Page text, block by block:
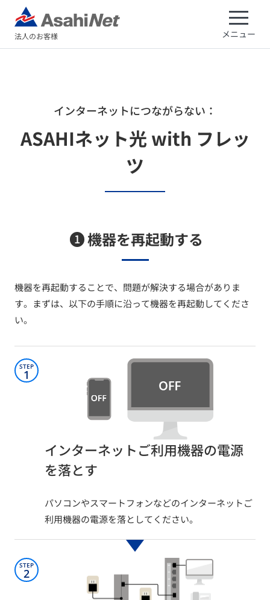
法人のお客様 メニュー
インターネットにつながらない：
ASAHIネット光 with フレッ
ツ
1 機器を再起動する​
機器を再起動することで、問題が解決する場合がありま
す。まずは、以下の手順に沿って機器を再起動してくださ
い。
STEP
1
インターネットご利用機器の電源
を落とす​
パソコンやスマートフォンなどのインターネットご
利用機器の電源を落としてください。​
STEP
2